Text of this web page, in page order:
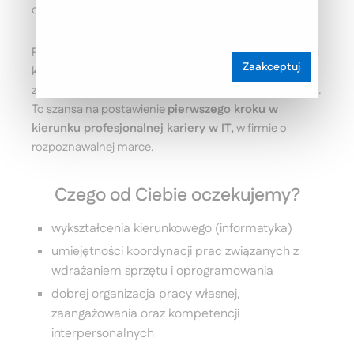
doświadczenie w IT.
Proponujemy Ci możliwość realizacji praktyki, podczas
których będziesz mógł zdobyć cenne doświadczenie
zawodowe oraz w praktyce zweryfikujesz swoją wiedzę.
To szansa na postawieniepierwszego kroku w
kierunku profesjonalnej kariery w IT,w firmie o
rozpoznawalnej marce.
Czego od Ciebie oczekujemy?
wykształcenia kierunkowego (informatyka)
umiejętności koordynacji prac związanych z
wdrażaniem sprzętu i oprogramowania
dobrej organizacja pracy własnej,
zaangażowania oraz kompetencji
interpersonalnych
Zaakceptuj